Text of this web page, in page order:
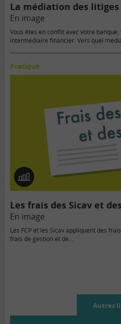
La médiation des
En image
Vous êtes en conflit avec votre
intermédiaire financier. Vers quel
Pratique
En
image
Les frais des Sicav et
En image
Les FCP et les Sicav appliquent des
frais de gestion et de…
Autres